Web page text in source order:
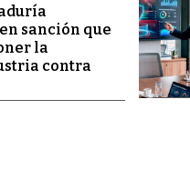
sanción que
la
contra